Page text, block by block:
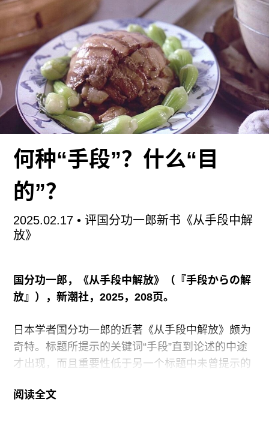
集结而成的新书《失序的注意力：我们今天如何观
看艺术和表演》中，毕晓普将上述艺术形式的产生
与新技术影响下的观看模式关联了起来。按照她的
叙述，在新的观看模式下，人们不再需要定睛凝
视，而是可以让注意力分散游走于观看对象、周围
环境以及虚拟现实之间，以一种碎片化的方式生成
观看体验。相较于艺术家个案研究，毕晓普更感兴
趣的是这些新的艺术形式如何与创作者和观众在今
当代艺术的版图。在她看来，诸如互联网、手机拍
响之巨，已经溢出了将当代艺术视作后冷战时代以
史叙述范围，有必要单独作为线索梳理。通过追溯
四种艺术类型的历史前身及其演变过程，毕晓普展
步步沦为创作的舒适区，而难以再对今天艺术与现
实的关系提出新的问题。
何种“手段”？什么“目
的”？
2025.02.17• 评国分功一郎新书《从手段中解
放》
国分功一郎，《从手段中解放》（『手段からの解
放』），新潮社，2025，208页。
日本学者国分功一郎的近著《从手段中解放》颇为
奇特。标题所提示的关键词“手段”直到论述的中途
才出现，而且重要性低于另一个标题中未曾提示的
思就是“专注于享受”。因此，这本书是一份有关“享
阅读全文